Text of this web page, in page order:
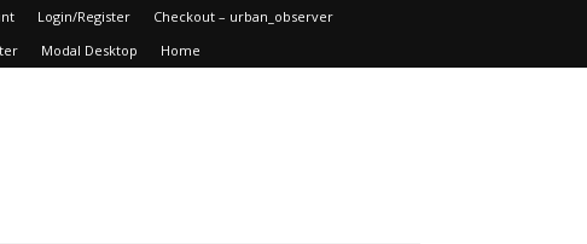
Login/Register
Checkout – urban_observer
Modal Desktop Home